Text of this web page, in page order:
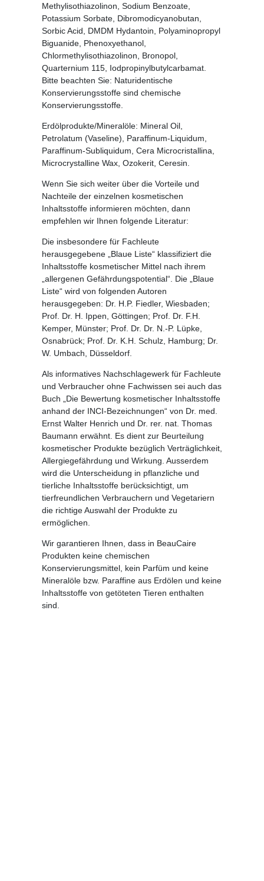
Methylisothiazolinon, Sodium Benzoate,
Potassium Sorbate, Dibromodicyanobutan,
Sorbic Acid, DMDM Hydantoin, Polyaminopropyl
Biguanide, Phenoxyethanol,
Chlormethylisothiazolinon, Bronopol,
Quarternium 115, Iodpropinylbutylcarbamat.
Bitte beachten Sie: Naturidentische
Konservierungsstoffe sind chemische
Konservierungsstoffe.
Erdölprodukte/Mineralöle: Mineral Oil,
Petrolatum (Vaseline), Paraffinum-Liquidum,
Paraffinum-Subliquidum, Cera Microcristallina,
Microcrystalline Wax, Ozokerit, Ceresin.
Wenn Sie sich weiter über die Vorteile und
Nachteile der einzelnen kosmetischen
Inhaltsstoffe informieren möchten, dann
empfehlen wir Ihnen folgende Literatur:
Die insbesondere für Fachleute
herausgegebene
„Blaue Liste“ klassifiziert die
Inhaltsstoffe kosmetischer Mittel nach ihrem
„allergenen Gefährdungspotential“. Die „Blaue
Liste“ wird von folgenden Autoren
herausgegeben: Dr. H.P. Fiedler, Wiesbaden;
Prof. Dr. H. Ippen, Göttingen; Prof. Dr. F.H.
Kemper, Münster; Prof. Dr. Dr. N.-P. Lüpke,
Osnabrück; Prof. Dr. K.H. Schulz, Hamburg; Dr.
W. Umbach, Düsseldorf.
Als informatives Nachschlagewerk für Fachleute
und Verbraucher ohne Fachwissen sei auch das
Buch
„Die Bewertung kosmetischer Inhaltsstoffe
anhand der INCI-Bezeichnungen“ von Dr. med.
Ernst Walter Henrich und Dr. rer. nat. Thomas
Baumann erwähnt. Es dient zur Beurteilung
kosmetischer Produkte bezüglich Verträglichkeit,
Allergiegefährdung und Wirkung. Ausserdem
wird die Unterscheidung in pflanzliche und
tierliche Inhaltsstoffe berücksichtigt, um
tierfreundlichen Verbrauchern und Vegetariern
die richtige Auswahl der Produkte zu
ermöglichen.
Wir garantieren Ihnen, dass in BeauCaire
Produkten keine chemischen
Konservierungsmittel, kein Parfüm und keine
Mineralöle bzw. Paraffine aus Erdölen und keine
Inhaltsstoffe von getöteten Tieren enthalten
sind.